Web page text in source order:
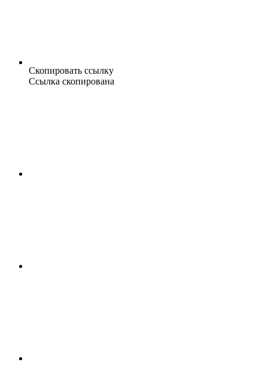
Скопировать ссылку
Ссылка скопирована